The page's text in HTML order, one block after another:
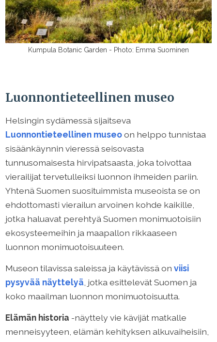
Kumpula Botanic Garden - Photo: Emma Suominen
Luonnontieteellinen museo
Helsingin sydämessä sijaitseva
Luonnontieteellinen museoon helppo tunnistaa
sisäänkäynnin vieressä seisovasta
tunnusomaisesta hirvipatsaasta, joka toivottaa
vierailijat tervetulleiksi luonnon ihmeiden pariin.
Yhtenä Suomen suosituimmista museoista se on
ehdottomasti vierailun arvoinen kohde kaikille,
jotka haluavat perehtyä Suomen monimuotoisiin
ekosysteemeihin ja maapallon rikkaaseen
luonnon monimuotoisuuteen.
Museon tilavissa saleissa ja käytävissä on viisi
pysyvää näyttelyä , jotka esittelevät Suomen ja
koko maailman luonnon monimuotoisuutta.
Elämän historia -näyttely vie kävijät matkalle
menneisyyteen, elämän kehityksen alkuvaiheisiin,